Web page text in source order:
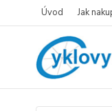
Úvod Jak